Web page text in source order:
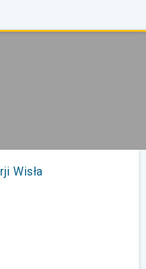
Wisła